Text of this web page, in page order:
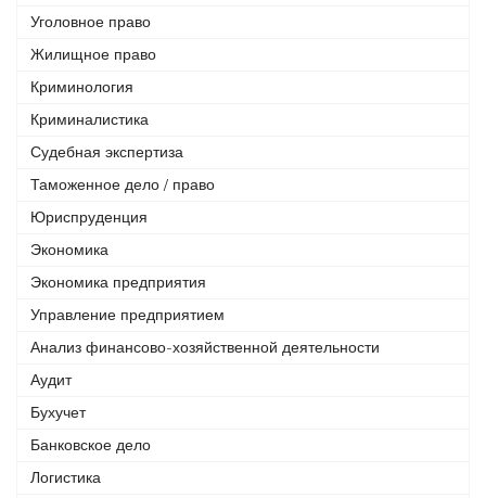
Уголовное право
Жилищное право
Криминология
Криминалистика
Судебная экспертиза
Таможенное дело / право
Юриспруденция
Экономика
Экономика предприятия
Управление предприятием
Анализ финансово-хозяйственной деятельности
Аудит
Бухучет
Банковское дело
Логистика